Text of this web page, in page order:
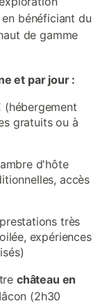
bénéficiant du
de gamme
et par jour :
(hébergement
gratuits ou à
d'hôte
accès
très
expériences
château en
(2h30